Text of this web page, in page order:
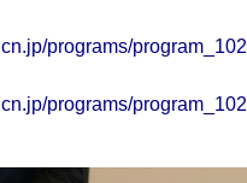
programs/
programs/